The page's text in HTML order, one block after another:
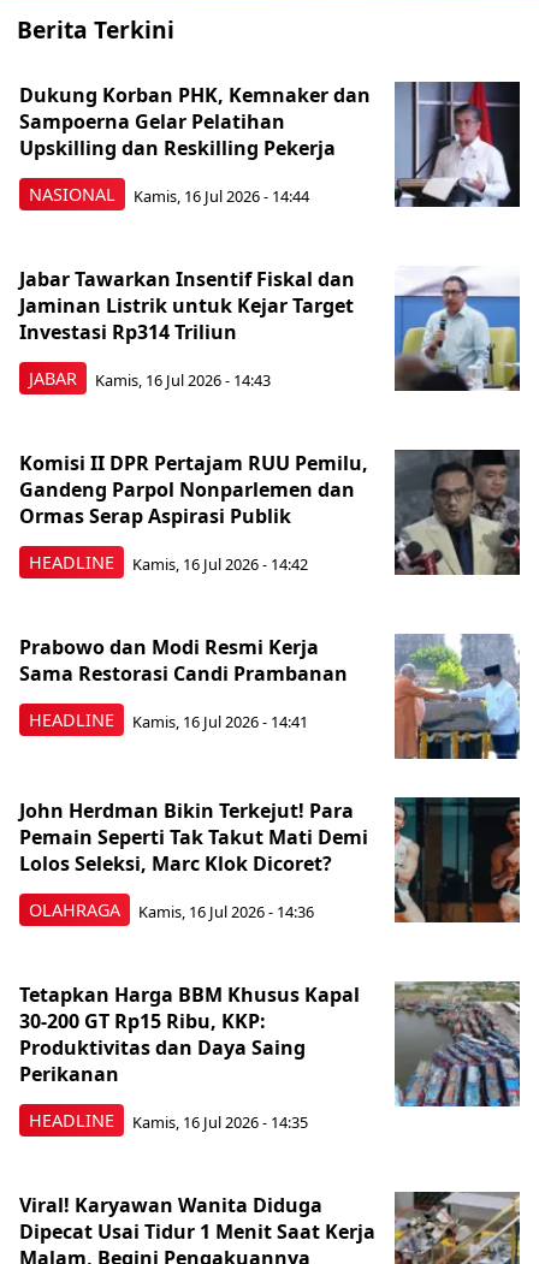
Berita Terkini
NASIONAL
Dukung Korban PHK, Kemnaker dan
Sampoerna Gelar Pelatihan
Upskilling dan Reskilling Pekerja
Kamis, 16 Jul 2026 - 14:44
JABAR
Jabar Tawarkan Insentif Fiskal dan
Jaminan Listrik untuk Kejar Target
Investasi Rp314 Triliun
Kamis, 16 Jul 2026 - 14:43
HEADLINE
Komisi II DPR Pertajam RUU Pemilu,
Gandeng Parpol Nonparlemen dan
Ormas Serap Aspirasi Publik
Kamis, 16 Jul 2026 - 14:42
HEADLINE
Prabowo dan Modi Resmi Kerja
Sama Restorasi Candi Prambanan
Kamis, 16 Jul 2026 - 14:41
OLAHRAGA
John Herdman Bikin Terkejut! Para
Pemain Seperti Tak Takut Mati Demi
Lolos Seleksi, Marc Klok Dicoret?
Kamis, 16 Jul 2026 - 14:36
HEADLINE
Tetapkan Harga BBM Khusus Kapal
30-200 GT Rp15 Ribu, KKP:
Produktivitas dan Daya Saing
Perikanan
Kamis, 16 Jul 2026 - 14:35
Viral! Karyawan Wanita Diduga
Dipecat Usai Tidur 1 Menit Saat Kerja
Malam, Begini Pengakuannya